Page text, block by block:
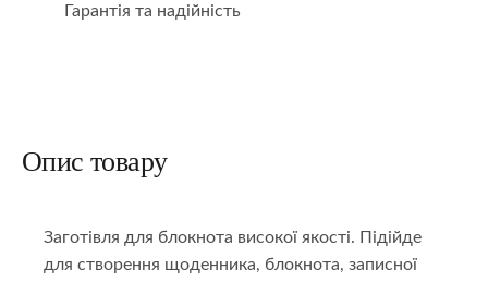
Гарантія та надійність
Опис товару
Заготівля для блокнота високої якості. Підійде
для створення щоденника, блокнота, записної